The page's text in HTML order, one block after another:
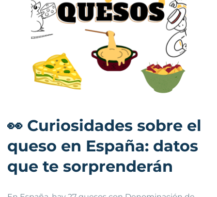
👀 Curiosidades sobre el
queso en España: datos
que te sorprenderán